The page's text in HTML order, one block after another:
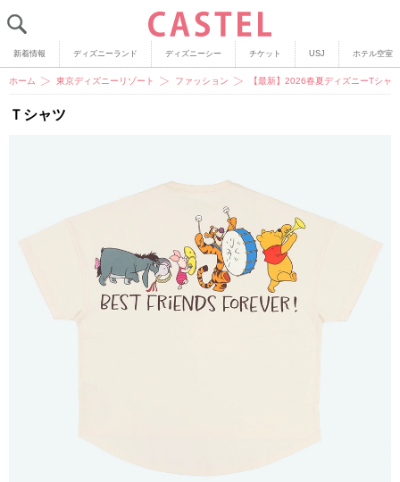
新着情報 ディズニーランド ディズニーシー チケット USJ ホテル空室
ホーム 東京ディズニーリゾート ファッション 【最新】2026春夏ディズニーTシャ
Ｔシャツ